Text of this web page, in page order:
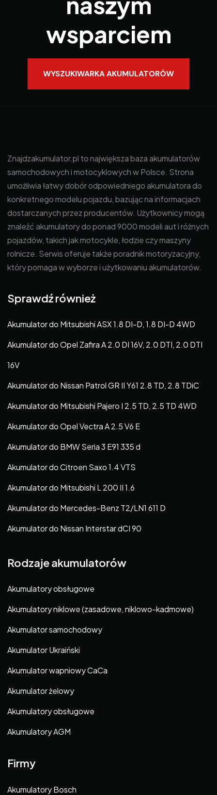
wsparciem
WYSZUKIWARKA AKUMULATORÓW
Znajdzakumulator.pl to największa baza akumulatorów
samochodowych i motocyklowych w Polsce. Strona
umożliwia łatwy dobór odpowiedniego akumulatora do
konkretnego modelu pojazdu, bazując na informacjach
dostarczanych przez producentów. Użytkownicy mogą
znaleźć akumulatory do ponad 9000 modeli aut i różnych
pojazdów, takich jak motocykle, łodzie czy maszyny
rolnicze. Serwis oferuje także poradnik motoryzacyjny,
który pomaga w wyborze i użytkowaniu akumulatorów.
Sprawdź również
Akumulator do Mitsubishi ASX 1.8 DI-D, 1.8 DI-D 4WD
Akumulator do Opel Zafira A 2.0 DI 16V, 2.0 DTI, 2.0 DTI
16V
Akumulator do Nissan Patrol GR II Y61 2.8 TD, 2.8 TDiC
Akumulator do Mitsubishi Pajero I 2.5 TD, 2.5 TD 4WD
Akumulator do Opel Vectra A 2.5 V6 E
Akumulator do BMW Seria 3 E91 335 d
Akumulator do Citroen Saxo 1.4 VTS
Akumulator do Mitsubishi L 200 II 1.6
Akumulator do Mercedes-Benz T2/LN1 611 D
Akumulator do Nissan Interstar dCI 90
Rodzaje akumulatorów
Akumulatory obsługowe
Akumulatory niklowe (zasadowe, niklowo-kadmowe)
Akumulator samochodowy
Akumulator Ukraiński
Akumulator wapniowy CaCa
Akumulator żelowy
Akumulatory obsługowe
Akumulatory AGM
Firmy
Akumulatory Bosch